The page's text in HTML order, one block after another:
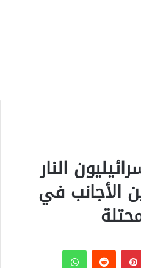
النار
الأجانب في
بينتيريست واتساب